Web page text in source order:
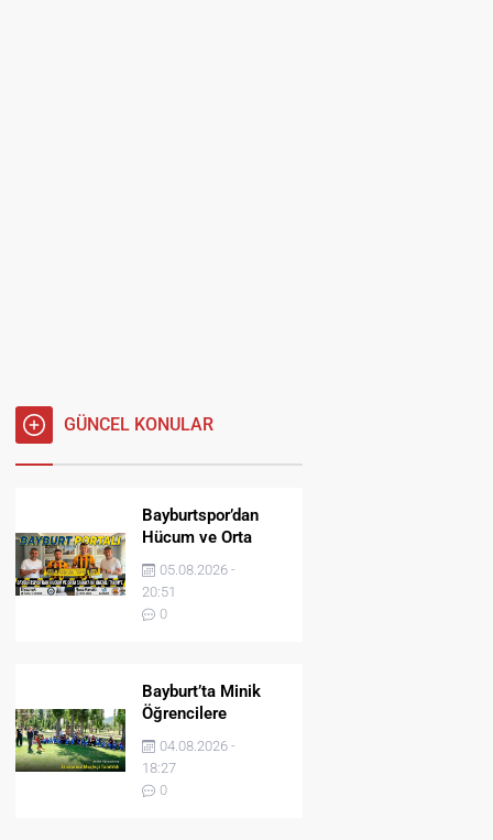
GÜNCEL KONULAR
Bayburtspor’dan
Hücum ve Orta
Sahaya İki Önemli
Takviye
05.08.2026 -
20:51
0
Bayburt’ta Minik
Öğrencilere
Jandarma Mesleği
Tanıtıldı
04.08.2026 -
18:27
0